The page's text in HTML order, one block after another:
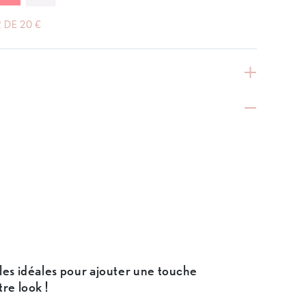
DE 20 €
idéales pour ajouter une touche
look !